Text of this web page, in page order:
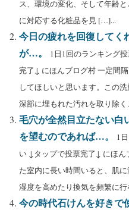
ス、環境の変化、そして年齢
に対応する化粧品を見 […]...
今日の疲れを回復してく
が…。
1日1回のランキング
完了↓ にほんブログ村 一定間
してほしいと思います。この
深部に埋もれた汚れを取り除
毛穴が全然目立たない白
を望むのであれば…。
1
い ↓タップで投票完了↓ にほ
た室内に長い時間いると、肌
湿度を高めたり換気を頻繁に
今の時代石けんを好きで